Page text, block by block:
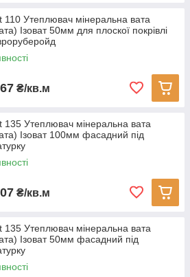
110 Утеплювач мінеральна вата
Ізоват 50мм для плоскої покрівлі
₴/кв.м
135 Утеплювач мінеральна вата
Ізоват 100мм фасадний під
₴/кв.м
135 Утеплювач мінеральна вата
Ізоват 50мм фасадний під